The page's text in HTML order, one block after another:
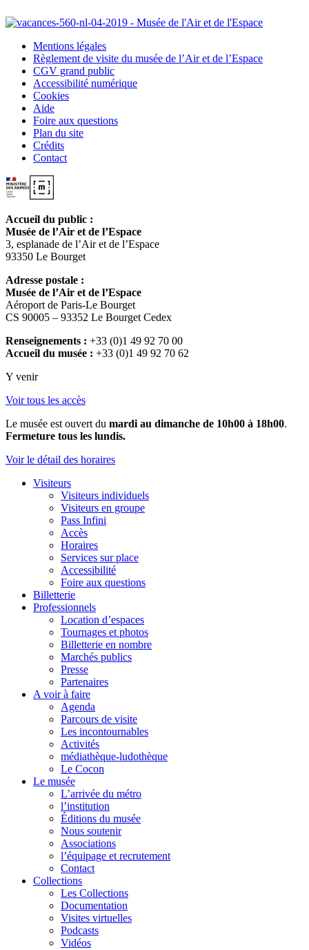
Mentions légales
Règlement de visite du musée de l’Air et de l’Espace
CGV grand public
Accessibilité numérique
Cookies
Aide
Foire aux questions
Plan du site
Crédits
Contact
Accueil du public :
Musée de l’Air et de l’Espace
3, esplanade de l’Air et de l’Espace
93350 Le Bourget
Adresse postale :
Musée de l’Air et de l’Espace
Aéroport de Paris-Le Bourget
CS 90005 – 93352 Le Bourget Cedex
Renseignements : +33 (0)1 49 92 70 00
Accueil du musée : +33 (0)1 49 92 70 62
Y venir
Voir tous les accès
Le musée est ouvert du mardi au dimanche de 10h00 à 18h00.
Fermeture tous les lundis.
Voir le détail des horaires
Visiteurs
Visiteurs individuels
Visiteurs en groupe
Pass Infini
Accès
Horaires
Services sur place
Accessibilité
Foire aux questions
Billetterie
Professionnels
Location d’espaces
Tournages et photos
Billetterie en nombre
Marchés publics
Presse
Partenaires
A voir à faire
Agenda
Parcours de visite
Les incontournables
Activités
médiathèque-ludothèque
Le Cocon
Le musée
L’arrivée du métro
l’institution
Éditions du musée
Nous soutenir
Associations
l’équipage et recrutement
Contact
Collections
Les Collections
Documentation
Visites virtuelles
Podcasts
Vidéos